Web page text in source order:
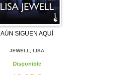
AÚN SIGUEN AQUÍ
JEWELL, LISA
Disponible